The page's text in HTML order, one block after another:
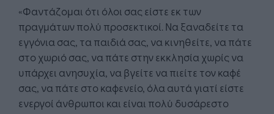
«Φαντάζομαι ότι όλοι σας είστε εκ των
πραγμάτων πολύ προσεκτικοί. Να ξαναδείτε τα
εγγόνια σας, τα παιδιά σας, να κινηθείτε, να πάτε
στο χωριό σας, να πάτε στην εκκλησία χωρίς να
υπάρχει ανησυχία, να βγείτε να πιείτε τον καφέ
σας, να πάτε στο καφενείο, όλα αυτά γιατί είστε
ενεργοί άνθρωποι και είναι πολύ δυσάρεστο